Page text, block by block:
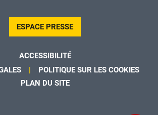
ESPACE PRESSE
ACCESSIBILITÉ
POLITIQUE SUR LES COOKIES
PLAN DU SITE